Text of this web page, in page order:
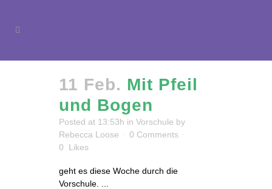
11 Feb. Mit Pfeil
und Bogen
Posted at 13:53h in Vorschule by
Rebecca Loose
0 Comments
0
Likes
geht es diese Woche durch die
Vorschule. ...